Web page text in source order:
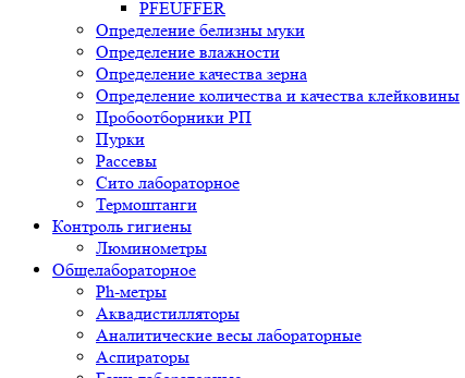
PFEUFFER
Определение белизны муки
Определение влажности
Определение качества зерна
Определение количества и качества клейковины
Пробоотборники РП
Пурки
Рассевы
Сито лабораторное
Термоштанги
Контроль гигиены
Люминометры
Общелабораторное
Ph-метры
Аквадистилляторы
Аналитические весы лабораторные
Аспираторы